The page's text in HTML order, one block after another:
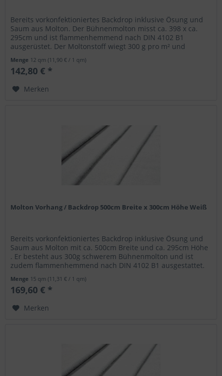
Bereits vorkonfektioniertes Backdrop inklusive Ösung und
Saum aus Molton. Der Bühnenmolton misst ca. 398 x ca.
295cm und ist flammenhemmend nach DIN 4102 B1
ausgerüstet. Der Moltonstoff wiegt 300 g pro m² und
Menge 12 qm(11,90 € / 1 qm)
142,80 € *
Merken
Molton Vorhang / Backdrop 500cm Breite x 300cm Höhe Weiß
Bereits vorkonfektioniertes Backdrop inklusive Ösung und
Saum aus Molton mit ca. 500cm Breite und ca. 295cm Höhe
. Er besteht aus 300g schwerem Bühnenmolton und ist
zudem flammenhemmend nach DIN 4102 B1 ausgestattet.
Menge 15 qm(11,31 € / 1 qm)
169,60 € *
Merken